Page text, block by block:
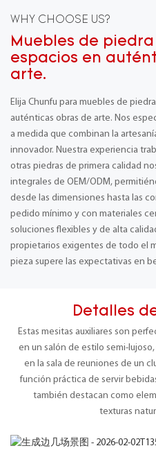
WHY CHOOSE US?
Muebles de
espacios en
arte.
Elija Chunfu para muebles de
auténticas obras de arte. Nos
a medida que combinan la
innovador. Nuestra experiencia
otras piedras de primera calidad
integrales de OEM/ODM,
desde las dimensiones hasta las
pedido mínimo y con materiales
soluciones flexibles y de alta
propietarios exigentes de todo el
pieza supere las expectativas en
Detalles
Estas mesitas auxiliares son
en un salón de estilo semi-
en la sala de reuniones de un
función práctica de servir
también destacan como
texturas